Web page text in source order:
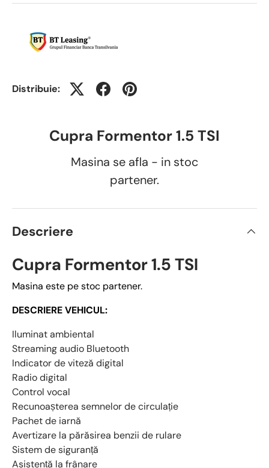
Distribuie:
Cupra Formentor 1.5 TSI
Masina se afla - in stoc
partener.
Descriere
Cupra Formentor 1.5 TSI
Masina este pe stoc partener.
DESCRIERE VEHICUL:
Iluminat ambiental
Streaming audio Bluetooth
Indicator de viteză digital
Radio digital
Control vocal
Recunoașterea semnelor de circulație
Pachet de iarnă
Avertizare la părăsirea benzii de rulare
Sistem de siguranță
Asistență la frânare